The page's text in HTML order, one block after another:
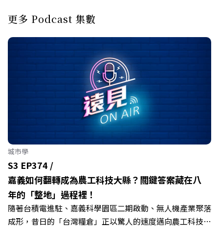
更多 Podcast 集數
城市學
S3 EP374 /
嘉義如何翻轉成為農工科技大縣？關鍵答案藏在八
年的「整地」過程裡！
隨著台積電進駐、嘉義科學園區二期啟動、無人機產業聚落
成形，昔日的「台灣糧倉」正以驚人的速度邁向農工科技大